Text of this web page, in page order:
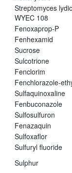
Streptomyces
WYEC 108
Fenoxaprop-P
Fenhexamid
Sucrose
Sulcotrione
Fenclorim
Fenchlorazole-
Sulfaquinoxaline
Fenbuconazole
Sulfosulfuron
Fenazaquin
Sulfoxaflor
Sulfuryl fluoride
Sulphur